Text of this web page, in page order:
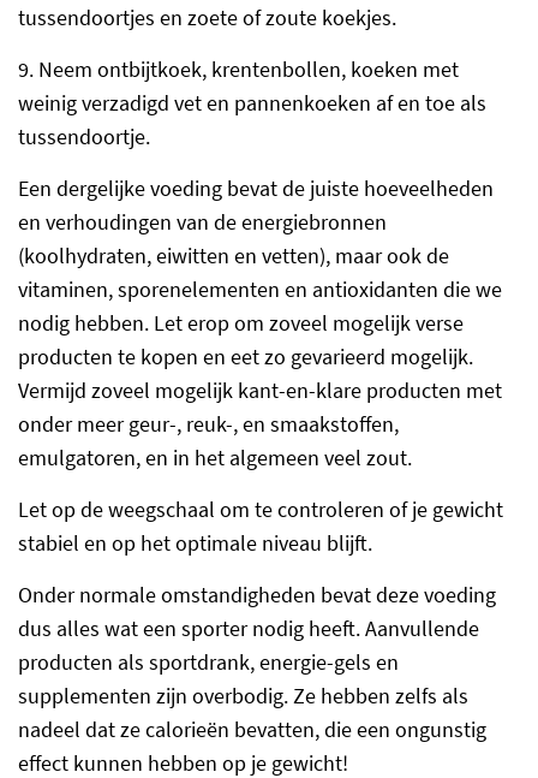
tussendoortjes en zoete of zoute koekjes.
9. Neem ontbijtkoek, krentenbollen, koeken met
weinig verzadigd vet en pannenkoeken af en toe als
tussendoortje.
Een dergelijke voeding bevat de juiste hoeveelheden
en verhoudingen van de energiebronnen
(koolhydraten, eiwitten en vetten), maar ook de
vitaminen, sporenelementen en antioxidanten die we
nodig hebben. Let erop om zoveel mogelijk verse
producten te kopen en eet zo gevarieerd mogelijk.
Vermijd zoveel mogelijk kant-en-klare producten met
onder meer geur-, reuk-, en smaakstoffen,
emulgatoren, en in het algemeen veel zout.
Let op de weegschaal om te controleren of je gewicht
stabiel en op het optimale niveau blijft.
Onder normale omstandigheden bevat deze voeding
dus alles wat een sporter nodig heeft. Aanvullende
producten als sportdrank, energie-gels en
supplementen zijn overbodig. Ze hebben zelfs als
nadeel dat ze calorieën bevatten, die een ongunstig
effect kunnen hebben op je gewicht!